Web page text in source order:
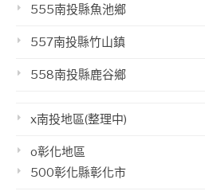
555南投縣魚池鄉
557南投縣竹山鎮
558南投縣鹿谷鄉
x南投地區(整理中)
o彰化地區
500彰化縣彰化市